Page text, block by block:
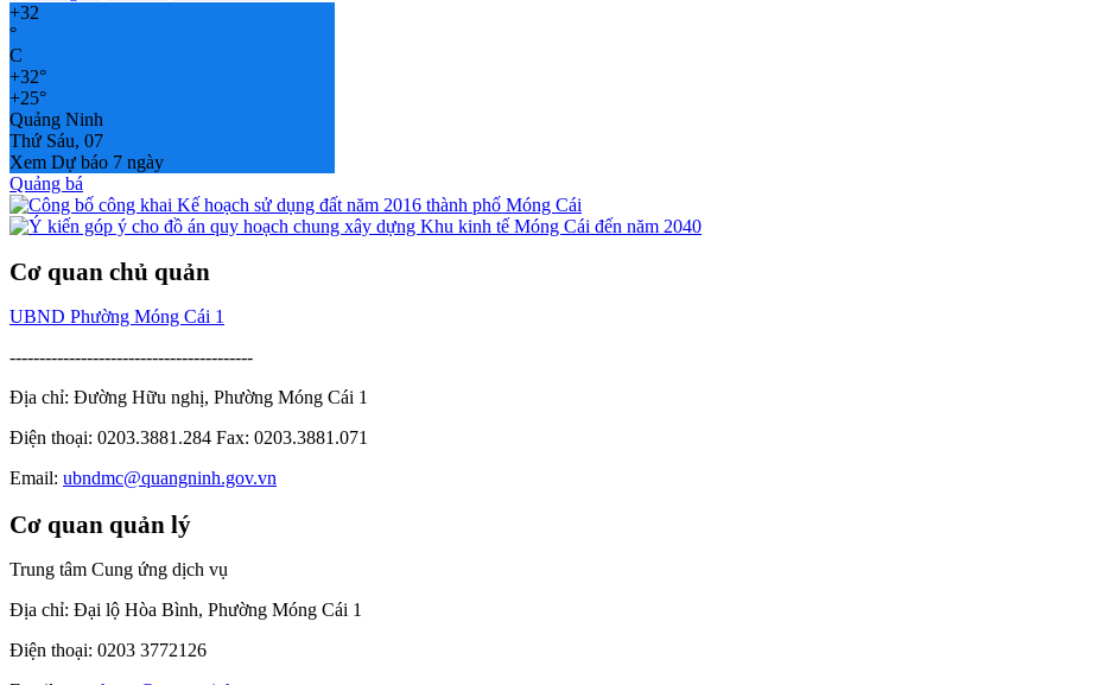
+32
°
C
+32°
+25°
Quảng Ninh
Thứ Sáu, 07
Xem Dự báo 7 ngày
Quảng bá
Cơ quan chủ quản
UBND Phường Móng Cái 1
-----------------------------------------
Địa chỉ: Đường Hữu nghị, Phường Móng Cái 1
Điện thoại: 0203.3881.284 Fax: 0203.3881.071
Email: ubndmc@quangninh.gov.vn
Cơ quan quản lý
Trung tâm Cung ứng dịch vụ
Địa chỉ: Đại lộ Hòa Bình, Phường Móng Cái 1
Điện thoại: 0203 3772126